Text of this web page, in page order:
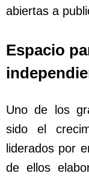
abiertas a
Espacio
Uno de los
sido el
liderados por
de ellos